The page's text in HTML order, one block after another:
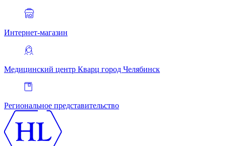
Интернет-магазин
Медицинский центр Кварц город Челябинск
Региональное представительство